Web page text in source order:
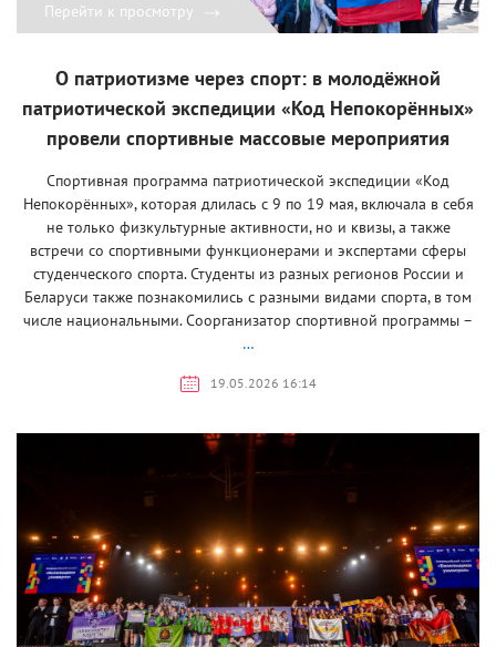
Перейти к просмотру
О патриотизме через спорт: в молодёжной
патриотической экспедиции «Код Непокорённых»
провели спортивные массовые мероприятия
Спортивная программа патриотической экспедиции «Код
Непокорённых», которая длилась с 9 по 19 мая, включала в себя
не только физкультурные активности, но и квизы, а также
встречи со спортивными функционерами и экспертами сферы
студенческого спорта. Студенты из разных регионов России и
Беларуси также познакомились с разными видами спорта, в том
числе национальными. Соорганизатор спортивной программы –
…
19.05.2026 16:14